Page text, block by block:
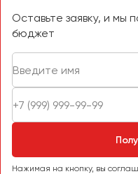
Оставьте заявку, и мы
бюджет
Нажимая на кнопку, вы